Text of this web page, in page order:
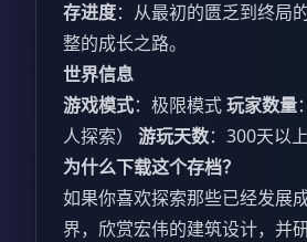
存进度：从最初的匮乏到终局
整的成长之路。
世界信息
游戏模式：极限模式玩家数量
人探索） 游玩天数：300天以上
为什么下载这个存档？
如果你喜欢探索那些已经发展
界，欣赏宏伟的建筑设计，并